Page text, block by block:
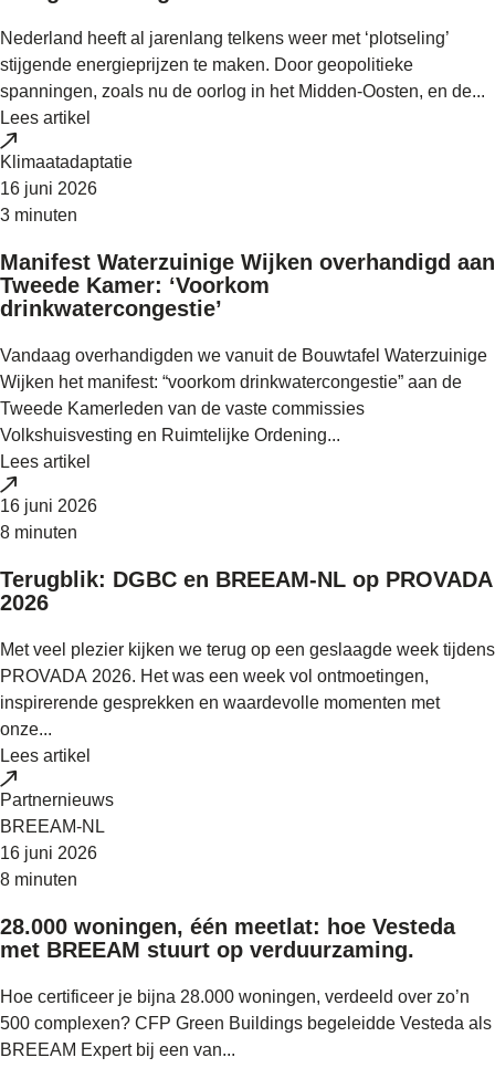
Nederland heeft al jarenlang telkens weer met ‘plotseling’
stijgende energieprijzen te maken. Door geopolitieke
spanningen, zoals nu de oorlog in het Midden-Oosten, en de...
Lees artikel
Klimaatadaptatie
16 juni 2026
3 minuten
Manifest Waterzuinige Wijken overhandigd aan
Tweede Kamer: ‘Voorkom
drinkwatercongestie’
Vandaag overhandigden we vanuit de Bouwtafel Waterzuinige
Wijken het manifest: “voorkom drinkwatercongestie” aan de
Tweede Kamerleden van de vaste commissies
Volkshuisvesting en Ruimtelijke Ordening...
Lees artikel
16 juni 2026
8 minuten
Terugblik: DGBC en BREEAM-NL op PROVADA
2026
Met veel plezier kijken we terug op een geslaagde week tijdens
PROVADA 2026. Het was een week vol ontmoetingen,
inspirerende gesprekken en waardevolle momenten met
onze...
Lees artikel
Partnernieuws
BREEAM-NL
16 juni 2026
8 minuten
28.000 woningen, één meetlat: hoe Vesteda
met BREEAM stuurt op verduurzaming.
Hoe certificeer je bijna 28.000 woningen, verdeeld over zo’n
500 complexen? CFP Green Buildings begeleidde Vesteda als
BREEAM Expert bij een van...